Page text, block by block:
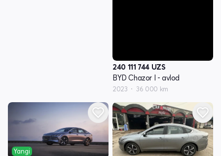
240 111 744 UZS
BYD Chazor I - avlod
2023 36 000 km
Yangi